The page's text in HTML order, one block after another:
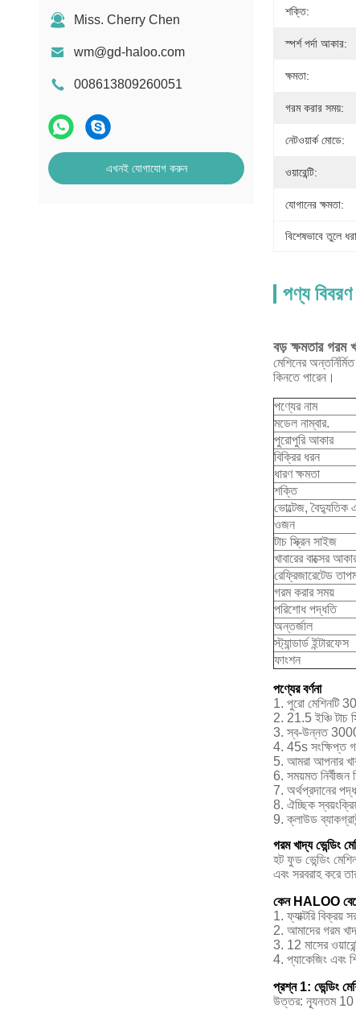
সেক্স টয় ভেন্ডিং মেশিন
নখ বিক্রয় মেশিন
Miss. Cherry Chen
wm@gd-haloo.com
008613809260051
এখনই যোগাযোগ করুন
শক্তি:
স্পর্শ পর্দা আকার:
ক্ষমতা:
গরম করার সময়:
নেটওয়ার্ক মোডে:
ওয়ারেন্টি:
যোগানের ক্ষমতা:
বিশেষভাবে তুলে
পণ্য বিবরণ
বড় ক্ষমতার গরম
মেশিনের
কিনতে পারেন।
পণ্যের নাম
মডেল নাম্বার.
পুরোপুরি আকার
বিক্রির ধরন
ধারণ ক্ষমতা
শক্তি
ভোল্টেজ, বৈদ্যুতিক
ওজন
টাচ স্ক্রিন সাইজ
খাবারের বাক্সের
রেফ্রিজারেটেড
গরম করার সময়
পরিশোধ পদ্ধতি
অন্তর্জাল
স্ট্যান্ডার্ড ইন্টারফেস
ফাংশন
পণ্যের বর্ণনা
1. পুরো মেশিনটি
2. 21.5 ইঞ্চি টাচ
3. স্ব-উন্নত
4. 45s সংক্ষিপ্ত
5. আমরা আপনার
6. সময়মত নির্বীজন
7. অর্থপ্রদানের
8. ঐচ্ছিক
9. ক্লাউড
গরম খাদ্য ভেন্ডিং
হট ফুড ভেন্ডিং
এবং সরবরাহ করে
কেন HALOO
1. ফ্যাক্টরি বিক্রয়
2. আমাদের গরম
3. 12 মাসের
4. প্যাকেজিং এবং
প্রশ্ন 1: ভেন্ডিং
উত্তর: ন্যূনতম 10